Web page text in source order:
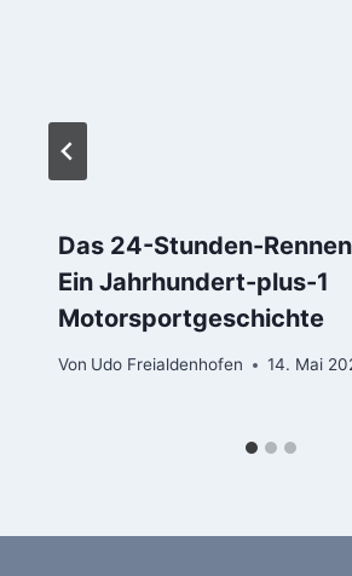
Das 24-Stunden-
Ein Jahrhundert-plus-1
Motorsportgeschichte
Von Udo Freialdenhofen 14. Mai